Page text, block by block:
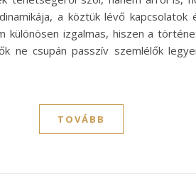
a köztük lévő
különösen izgalmas, hiszen a
ne csupán passzív szemlélők
TOVÁBB